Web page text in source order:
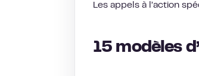
Les appels à l’action
15 modèles